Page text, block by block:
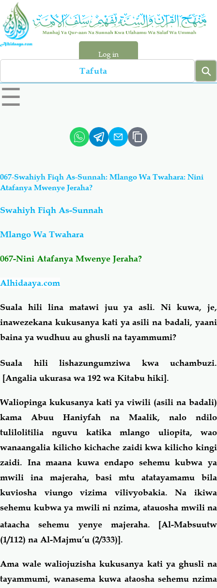
Skip
main
content
Log in
Search
left
sidebar
☰
Hadiyth
Aqiydah Manhaj
Shirki & Kufru
Salaf Wa Ummah
Raqaaiq
Familia-Jamii Maswali-Majibu
Mapishi
067-Swahiyh Fiqh As-Sunnah: Mlango Wa Twahara: Nini
Atafanya Mwenye Jeraha?
Swahiyh Fiqh As-Sunnah
Mlango Wa Twahara
067-Nini Atafanya Mwenye Jeraha?
Alhidaaya.com
Suala hili lina matawi juu ya asli. Ni kuwa, je,
inawezekana kukusanya kati ya asili na badali, yaani
baina ya wudhuu au ghusli na tayammumi?
Suala hili lishazungumziwa kwa uchambuzi.
[Angalia ukurasa wa 192 wa Kitabu hiki].
Waliopinga kukusanya kati ya viwili (asili na badali)
kama Abuu Haniyfah na Maalik, nalo ndilo
tulilolitilia nguvu katika mlango uliopita, wao
wanaangalia kilicho kichache zaidi kwa kilicho kingi
zaidi. Ina maana kuwa endapo sehemu kubwa ya
mwili ina majeraha, basi mtu atatayamamu bila
kuviosha viungo vizima vilivyobakia. Na ikiwa
sehemu kubwa ya mwili ni nzima, atauosha mwili na
ataacha sehemu yenye majeraha.
[Al-Mabsuutw
(1/112) na Al-Majmu’u (2/333)].
Ama wale waliojuzisha kukusanya kati ya ghusli na
tayammumi, wanasema kuwa ataosha sehemu nzima